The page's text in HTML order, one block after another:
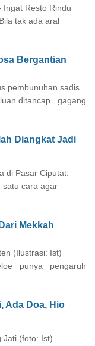
Ingat Resto Rindu
tak ada aral
Bergantian
pembunuhan sadis
ditancap gagang
Diangkat Jadi
di Pasar Ciputat.
satu cara agar
Mekkah
(Ilustrasi: Ist)
punya pengaruh
Ada Doa, Hio
Jati (foto: Ist)